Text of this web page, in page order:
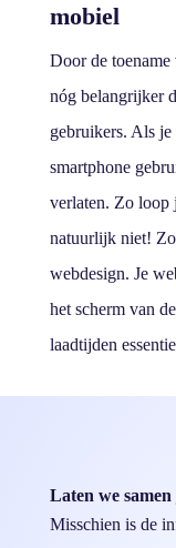
mobiel
Door de
nóg belangrijker
gebruikers. Als
smartphone
verlaten. Zo loop
natuurlijk niet!
webdesign. Je
het scherm van
laadtijden
Laten we
Misschien is de